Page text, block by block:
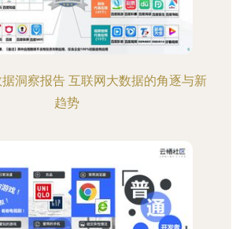
据洞察报告 互联网大数据的角逐与新
趋势